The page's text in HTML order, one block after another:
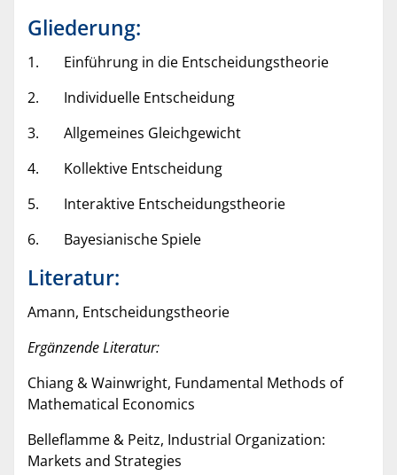
Gliederung:
1. Einführung in die Entscheidungstheorie
2. Individuelle Entscheidung
3. Allgemeines Gleichgewicht
4. Kollektive Entscheidung
5. Interaktive Entscheidungstheorie
6. Bayesianische Spiele
Literatur:
Amann, Entscheidungstheorie
Ergänzende Literatur:
Chiang & Wainwright, Fundamental Methods of
Mathematical Economics
Belleflamme & Peitz, Industrial Organization:
Markets and Strategies